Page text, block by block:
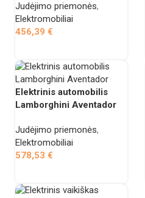
Judėjimo priemonės,
Elektromobiliai
456,39 €
Elektrinis automobilis
Lamborghini Aventador
Judėjimo priemonės,
Elektromobiliai
578,53 €